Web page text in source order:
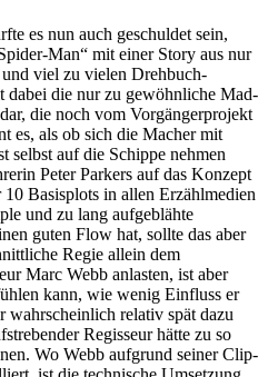
es nun auch geschuldet sein,
Man“ mit einer Story aus nur
viel zu vielen Drehbuch-
dabei die nur zu gewöhnliche Mad-
die noch vom Vorgängerprojekt
es, als ob sich die Macher mit
selbst auf die Schippe nehmen
Peter Parkers auf das Konzept
Basisplots in allen Erzählmedien
und zu lang aufgeblähte
guten Flow hat, sollte das aber
Regie allein dem
Marc Webb anlasten, ist aber
kann, wie wenig Einfluss er
wahrscheinlich relativ spät dazu
Regisseur hätte zu so
Wo Webb aufgrund seiner Clip-